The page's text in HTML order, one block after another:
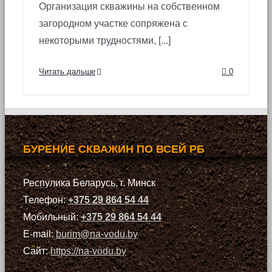
Организация скважины на собственном
загородном участке сопряжена с
некоторыми трудностями, [...]
Читать дальше 0
БУРЕНИЕ СКВАЖИН ПО ВСЕЙ РБ
Респулика Беларусь, г. Минск
Телефон:+375 29 864 54 44
Мобильный:+375 29 864 54 44
E-mail:burim@na-vodu.by
Сайт:https://na-vodu.by